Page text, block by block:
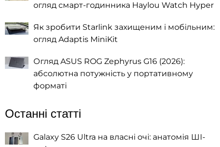
огляд смарт-годинника Haylou Watch Hyper
Як зробити Starlink захищеним і мобільним:
огляд Adaptis MiniKit
Огляд ASUS ROG Zephyrus G16 (2026):
абсолютна потужність у портативному
форматі
Останні статті
Galaxy S26 Ultra на власні очі: анатомія ШІ-